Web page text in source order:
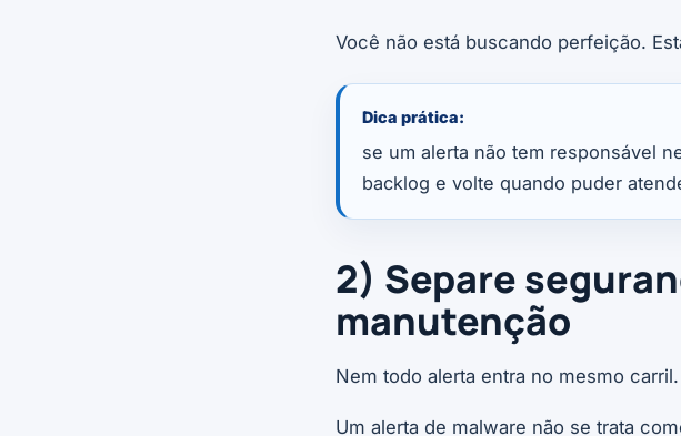
Você não está buscando perfeição.
Dica prática:
se um alerta não tem responsável
backlog e volte quando puder
2) Separe
manutenção
Nem todo alerta entra no mesmo carril.
Um alerta de malware não se trata